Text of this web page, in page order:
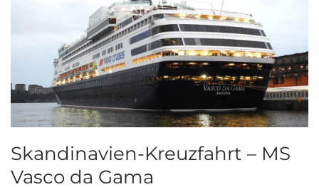
Skandinavien-Kreuzfahrt – MS
Vasco da Gama